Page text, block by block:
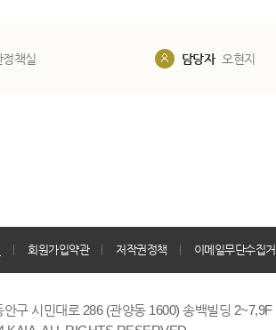
책실 담당자 오현지
회원가입약관 저작권정책 이메일무단수집
안구 시민대로 286 (관양동 1600) 송백빌딩